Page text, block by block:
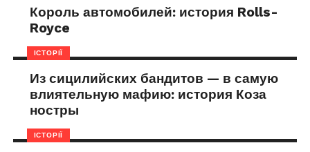
Король автомобилей: история Rolls-
Royce
ІСТОРІЇ
Из сицилийских бандитов — в самую
влиятельную мафию: история Коза
ностры
ІСТОРІЇ